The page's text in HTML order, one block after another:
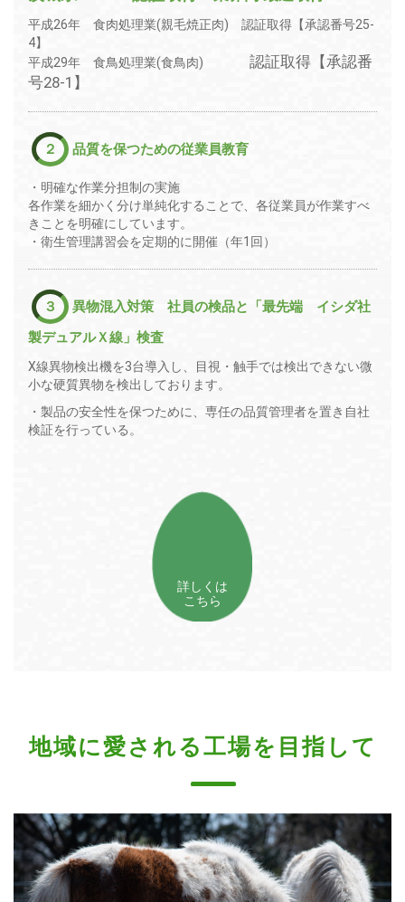
平成26年 食肉処理業(親毛焼正肉) 認証取得【承認番号25-
4】
平成29年 食鳥処理業(食鳥肉)
認証取得【承認番
号28-1】
２ 品質を保つための従業員教育
・明確な作業分担制の実施
各作業を細かく分け単純化することで、各従業員が作業すべ
きことを明確にしています。
・衛生管理講習会を定期的に開催（年1回）
３
異物混入対策 社員の検品と「最先端 イシダ社
製デュアルＸ線」検査
Ⅹ線異物検出機を3台導入し、目視・触手では検出できない微
小な硬質異物を検出しております。
・製品の安全性を保つために、専任の品質管理者を置き自社
検証を行っている。
詳しくは
こちら
地域に愛される工場を目指して